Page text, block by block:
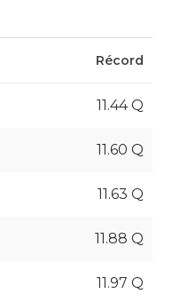
Récord
11.44 Q
11.60 Q
11.63 Q
11.88 Q
11.97 Q